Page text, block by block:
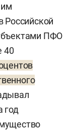
Российской
ПФО
40
год